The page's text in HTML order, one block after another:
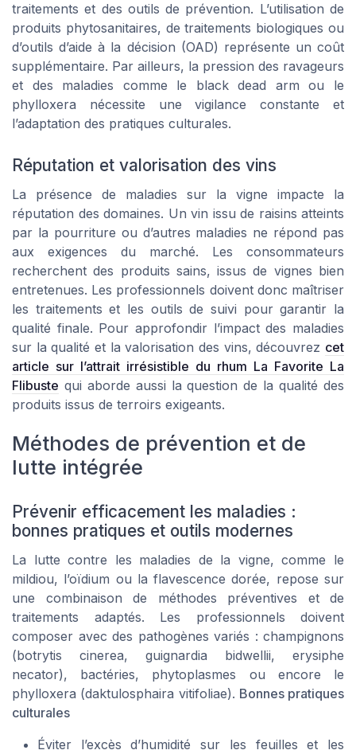
traitements et des outils de prévention. L’utilisation de
produits phytosanitaires, de traitements biologiques ou
d’outils d’aide à la décision (OAD) représente un coût
supplémentaire. Par ailleurs, la pression des ravageurs
et des maladies comme le black dead arm ou le
phylloxera nécessite une vigilance constante et
l’adaptation des pratiques culturales.
Réputation et valorisation des vins
La présence de maladies sur la vigne impacte la
réputation des domaines. Un vin issu de raisins atteints
par la pourriture ou d’autres maladies ne répond pas
aux exigences du marché. Les consommateurs
recherchent des produits sains, issus de vignes bien
entretenues. Les professionnels doivent donc maîtriser
les traitements et les outils de suivi pour garantir la
qualité finale. Pour approfondir l’impact des maladies
sur la qualité et la valorisation des vins, découvrez cet
article sur l’attrait irrésistible du rhum La Favorite La
Flibuste qui aborde aussi la question de la qualité des
produits issus de terroirs exigeants.
Méthodes de prévention et de
lutte intégrée
Prévenir efficacement les maladies :
bonnes pratiques et outils modernes
La lutte contre les maladies de la vigne, comme le
mildiou, l’oïdium ou la flavescence dorée, repose sur
une combinaison de méthodes préventives et de
traitements adaptés. Les professionnels doivent
composer avec des pathogènes variés : champignons
(botrytis cinerea, guignardia bidwellii, erysiphe
necator), bactéries, phytoplasmes ou encore le
phylloxera (daktulosphaira vitifoliae). Bonnes pratiques
culturales
Éviter l’excès d’humidité sur les feuilles et les